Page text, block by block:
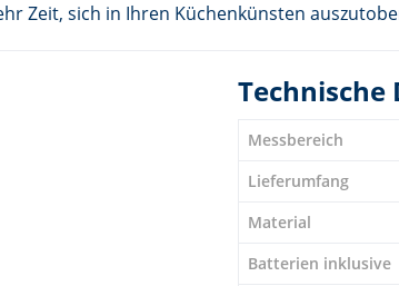
Zeit, sich in Ihren Küchenkünsten
Technische
Messbereich
Lieferumfang
Material
Batterien inklusive